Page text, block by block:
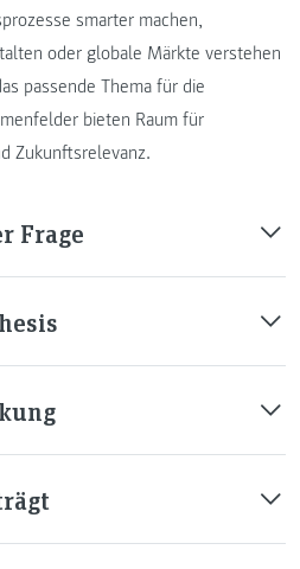
smarter machen,
oder globale Märkte verstehen
passende Thema für die
bieten Raum für
Zukunftsrelevanz.
Frage